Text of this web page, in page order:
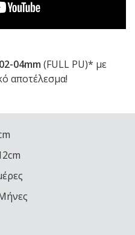
02-04mm (FULL PU)* με
αποτέλεσμα!